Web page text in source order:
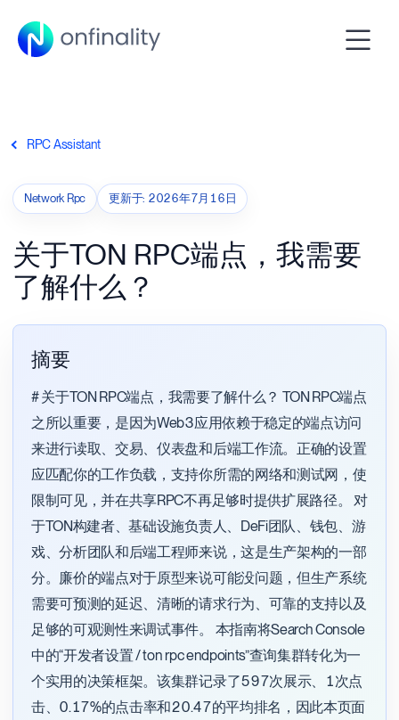
RPC Assistant
Network Rpc 更新于: 2026年7月16日
关于TON RPC端点，我需要
了解什么？
摘要
# 关于TON RPC端点，我需要了解什么？ TON RPC端点
之所以重要，是因为Web3应用依赖于稳定的端点访问
来进行读取、交易、仪表盘和后端工作流。正确的设置
应匹配你的工作负载，支持你所需的网络和测试网，使
限制可见，并在共享RPC不再足够时提供扩展路径。 对
于TON构建者、基础设施负责人、DeFi团队、钱包、游
戏、分析团队和后端工程师来说，这是生产架构的一部
分。廉价的端点对于原型来说可能没问题，但生产系统
需要可预测的延迟、清晰的请求行为、可靠的支持以及
足够的可观测性来调试事件。 本指南将Search Console
中的“开发者设置 / ton rpc endpoints”查询集群转化为一
个实用的决策框架。该集群记录了597次展示、1次点
击、0.17%的点击率和20.47的平均排名，因此本页面